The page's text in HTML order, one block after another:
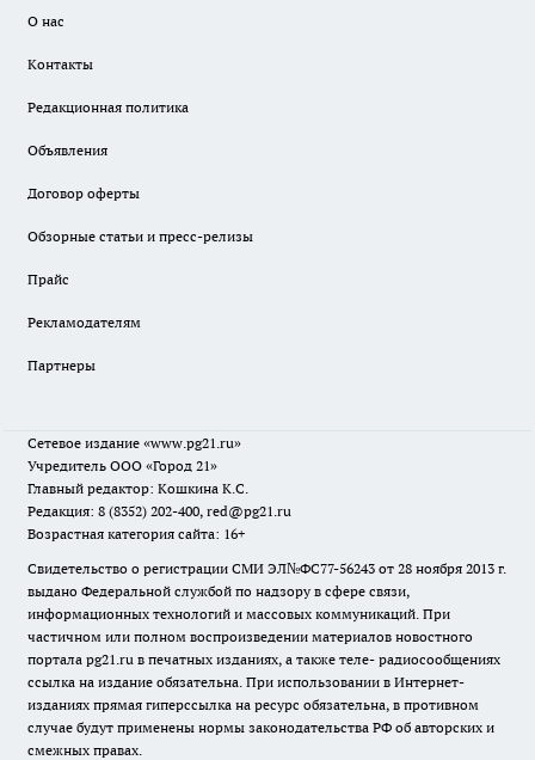
О нас
Контакты
Редакционная политика
Объявления
Договор оферты
Обзорные статьи и пресс-релизы
Прайс
Рекламодателям
Партнеры
Сетевое издание «www.pg21.ru»
Учредитель ООО «Город 21»
Главный редактор: Кошкина К.С.
Редакция: 8 (8352) 202-400, red@pg21.ru
Возрастная категория сайта: 16+
Свидетельство о регистрации СМИ ЭЛ№ФС77-56243 от 28 ноября 2013 г.
выдано Федеральной службой по надзору в сфере связи,
информационных технологий и массовых коммуникаций. При
частичном или полном воспроизведении материалов новостного
портала pg21.ru в печатных изданиях, а также теле- радиосообщениях
ссылка на издание обязательна. При использовании в Интернет-
изданиях прямая гиперссылка на ресурс обязательна, в противном
случае будут применены нормы законодательства РФ об авторских и
смежных правах.